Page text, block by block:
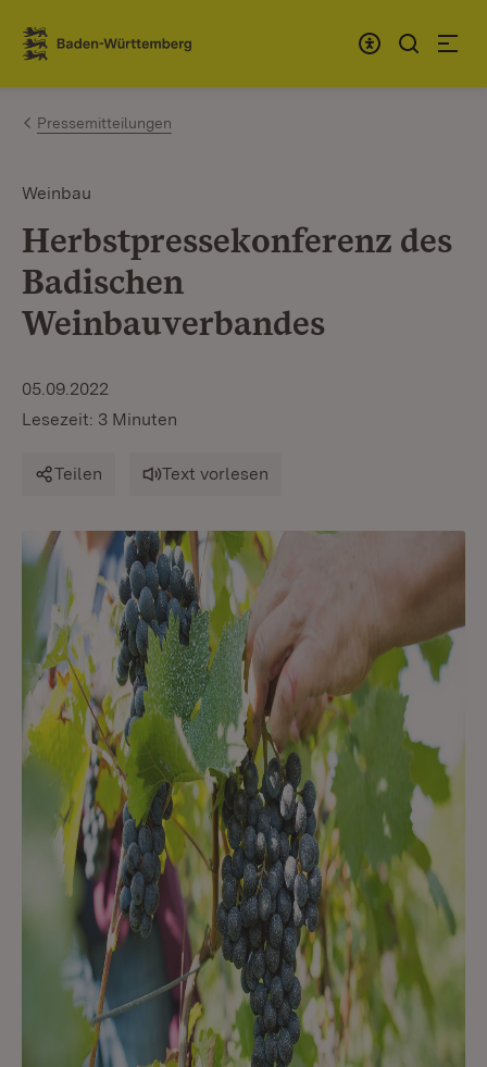
Zum Inhalt springen
Link zur Startseite
Pressemitteilungen
Weinbau
Herbstpressekonferenz des
Badischen
Weinbauverbandes
05.09.2022
Lesezeit: 3 Minuten
Teilen Text vorlesen